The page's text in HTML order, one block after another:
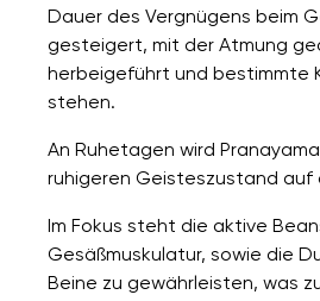
Dauer des Vergnügens beim
gesteigert, mit der Atmung
herbeigeführt und bestimmte
stehen.
An Ruhetagen wird
ruhigeren Geisteszustand auf
Im Fokus steht die aktive
Gesäßmuskulatur, sowie die
Beine zu gewährleisten, was